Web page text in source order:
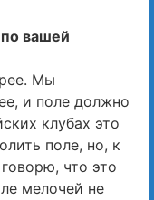
вашей
Мы
и поле должно
клубах это
поле, но, к
что это
мелочей не